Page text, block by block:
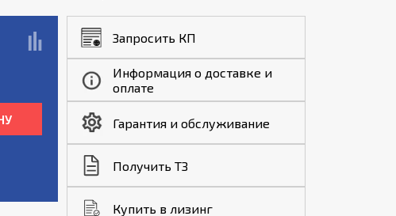
Запросить КП
Информация о доставке и
оплате
Гарантия и обслуживание
Получить ТЗ
Купить в лизинг